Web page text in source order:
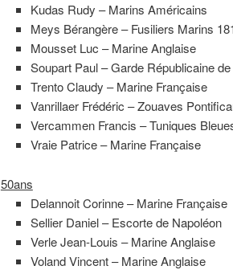
Kudas Rudy – Marins Américains
Meys Bérangère – Fusiliers Marins
Mousset Luc – Marine Anglaise
Soupart Paul – Garde Républicaine
Trento Claudy – Marine Française
Vanrillaer Frédéric – Zouaves
Vercammen Francis – Tuniques
Vraie Patrice – Marine Française
50ans
Delannoit Corinne – Marine Française
Sellier Daniel – Escorte de Napoléon
Verle Jean-Louis – Marine Anglaise
Voland Vincent – Marine Anglaise